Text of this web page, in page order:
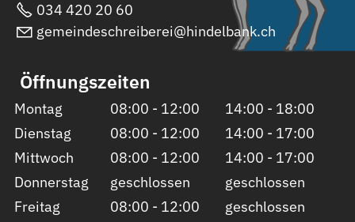
034 420 20 60
gemeindeschreiberei@hindelbank.ch
Öffnungszeiten
Montag 08:00 - 12:00
14:00 - 18:00
Dienstag
08:00 - 12:00
14:00 - 17:00
Mittwoch
08:00 - 12:00
14:00 - 17:00
Donnerstag
geschlossen
geschlossen
Freitag
08:00 - 12:00 geschlossen